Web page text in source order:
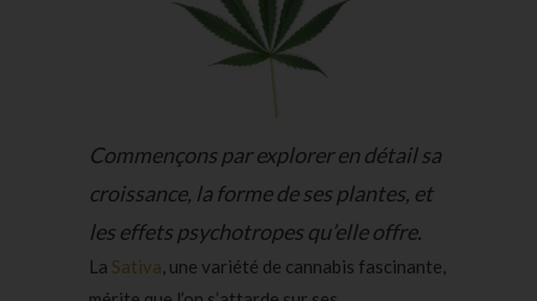
Commençons par explorer en détail sa
croissance, la forme de ses plantes, et
les effets psychotropes qu’elle offre.
La Sativa, une variété de cannabis fascinante,